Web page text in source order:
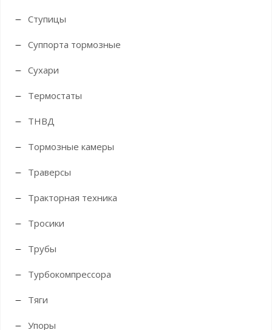
Ступицы
Суппорта тормозные
Сухари
Термостаты
ТНВД
Тормозные камеры
Траверсы
Тракторная техника
Тросики
Трубы
Турбокомпрессора
Тяги
Упоры